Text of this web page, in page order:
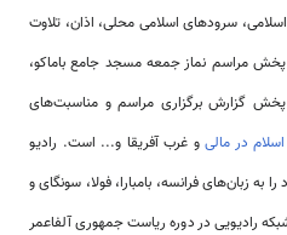
سرودهای اسلامی‌ محلی، اذان، تلاوت
مراسم نماز جمعه مسجد جامع باماکو،
گزارش برگزاری مراسم و مناسبت‌های
اسلام در مالیو غرب آفریقا و... است. رادیو
به زبان‌های فرانسه، بامبارا، فولا، سونگای و
رادیویی در دوره ریاست جمهوری آلفاعمر